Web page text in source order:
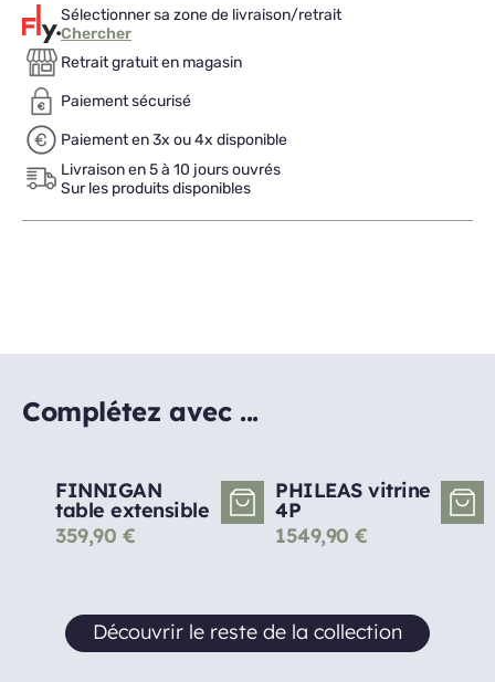
Sélectionner sa zone de livraison/retrait
Chercher
Retrait gratuit en magasin
Paiement sécurisé
Paiement en 3x ou 4x disponible
Livraison en 5 à 10 jours ouvrés
Sur les produits disponibles
Complétez avec ...
FINNIGAN
table extensible
359,90 €
PHILEAS vitrine
4P
1549,90 €
Découvrir le reste de la collection